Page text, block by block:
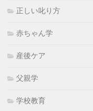
正しい叱り方
赤ちゃん学
産後ケア
父親学
学校教育